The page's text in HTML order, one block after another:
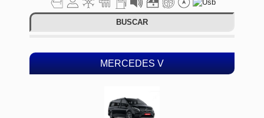
BUSCAR
MERCEDES V